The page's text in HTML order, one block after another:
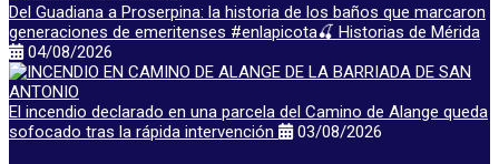
Del Guadiana a Proserpina: la historia de los baños que marcaron
generaciones de emeritenses #enlapicota🍒 Historias de Mérida
04/08/2026
El incendio declarado en una parcela del Camino de Alange queda
sofocado tras la rápida intervención
03/08/2026